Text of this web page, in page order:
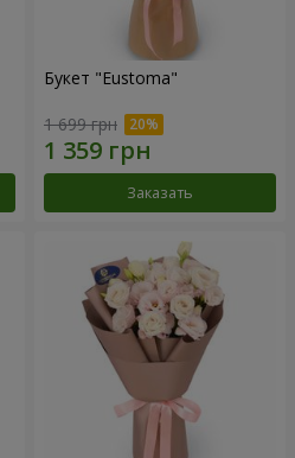
Букет "Eustoma"
1 699 грн
Заказать